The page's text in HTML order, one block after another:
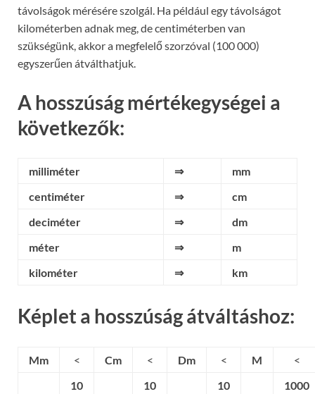
távolságok mérésére szolgál. Ha például egy távolságot
kilométerben adnak meg, de centiméterben van
szükségünk, akkor a megfelelő szorzóval (100 000)
egyszerűen átválthatjuk.
A hosszúság mértékegységei a
következők:
milliméter ⇒
mm
centiméter
⇒
cm
deciméter
⇒
dm
méter
⇒
m
kilométer
⇒ km
Képlet a hosszúság átváltáshoz:
Mm < Cm < Dm < M
<
10
10 10 1000